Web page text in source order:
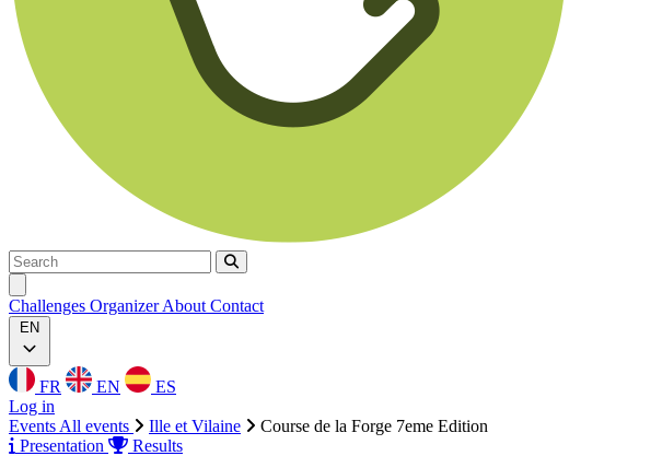
Search
Search
Challenges OrganizerAbout Contact
EN
FR EN
ES
Log in
Events All events Ille et Vilaine
Course de la Forge 7eme Edition
Presentation
Results